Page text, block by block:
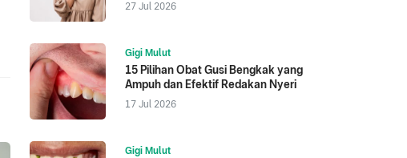
27 Jul 2026
Gigi Mulut
15 Pilihan Obat Gusi Bengkak yang
Ampuh dan Efektif Redakan Nyeri
17 Jul 2026
Gigi Mulut